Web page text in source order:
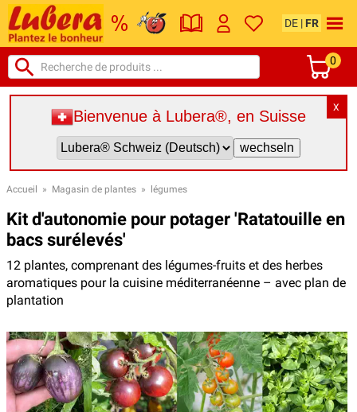
DE | FR
0
X
Bienvenue à Lubera®, en Suisse
Accueil » Magasin de plantes » légumes
Kit d'autonomie pour potager 'Ratatouille en
bacs surélevés'
12 plantes, comprenant des légumes-fruits et des herbes
aromatiques pour la cuisine méditerranéenne – avec plan de
plantation